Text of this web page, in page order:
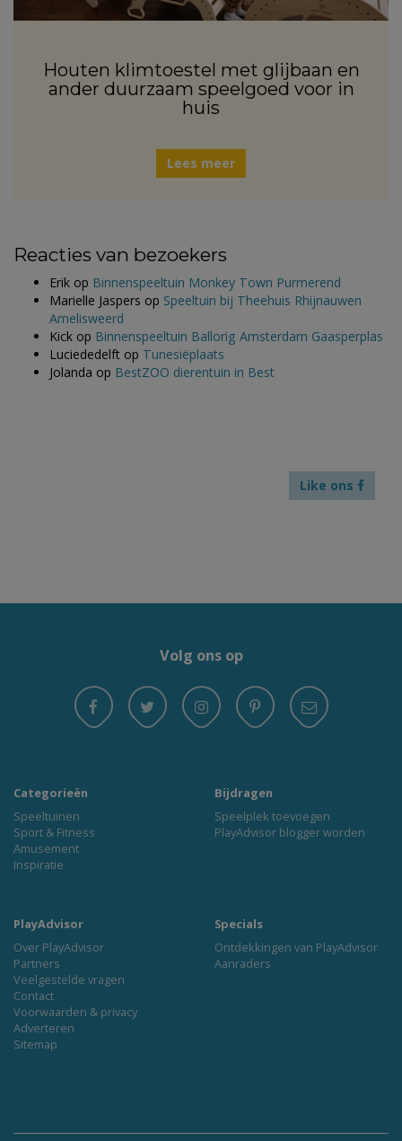
Houten klimtoestel met glijbaan en
ander duurzaam speelgoed voor in
huis
Lees meer
Reacties van bezoekers
Erik op Binnenspeeltuin Monkey Town Purmerend
Marielle Jaspers op Speeltuin bij Theehuis Rhijnauwen
Amelisweerd
Kick op Binnenspeeltuin Ballorig Amsterdam Gaasperplas
Luciededelft op Tunesiëplaats
Jolanda op BestZOO dierentuin in Best
Like ons
Volg ons op
Categorieën
Speeltuinen
Sport & Fitness
Amusement
Inspiratie
Bijdragen
Speelplek toevoegen
PlayAdvisor blogger worden
PlayAdvisor
Over PlayAdvisor
Partners
Veelgestelde vragen
Contact
Voorwaarden & privacy
Adverteren
Sitemap
Specials
Ontdekkingen van PlayAdvisor
Aanraders